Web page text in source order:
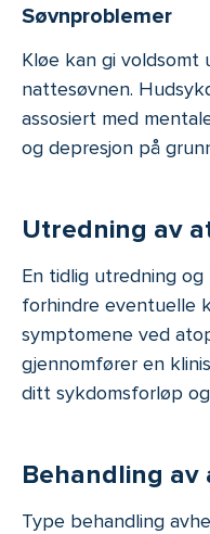
Søvnproblemer
Kløe kan gi voldsomt
nattesøvnen.
assosiert med
og depresjon på
Utredning av
En tidlig utredning
forhindre eventuelle
symptomene ved
gjennomfører en
ditt sykdomsforløp
Behandling av
Type behandling